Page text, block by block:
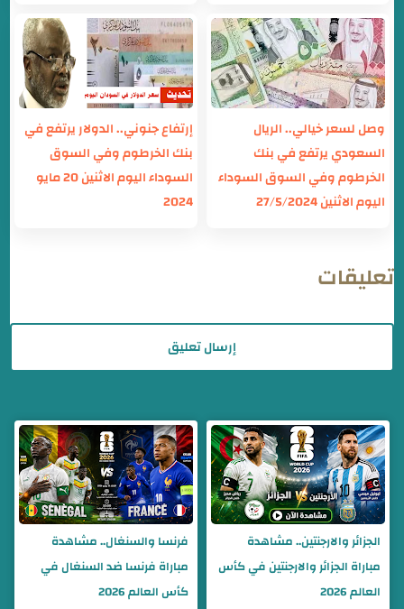
وصل لسعر خيالي.. الريال
السعودي يرتفع في بنك
الخرطوم وفي السوق السوداء
اليوم الاثنين 27/5/2024
إرتفاع جنوني.. الدولار يرتفع في
بنك الخرطوم وفي السوق
السوداء اليوم الاثنين 20 مايو
2024
تعليقات
إرسال تعليق
الجزائر والارجنتين.. مشاهدة
مباراة الجزائر والارجنتين في كأس
العالم 2026
فرنسا والسنغال.. مشاهدة
مباراة فرنسا ضد السنغال في
كأس العالم 2026